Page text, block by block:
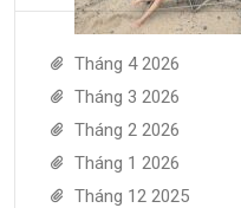
Tháng 4 2026
Tháng 3 2026
Tháng 2 2026
Tháng 1 2026
Tháng 12 2025